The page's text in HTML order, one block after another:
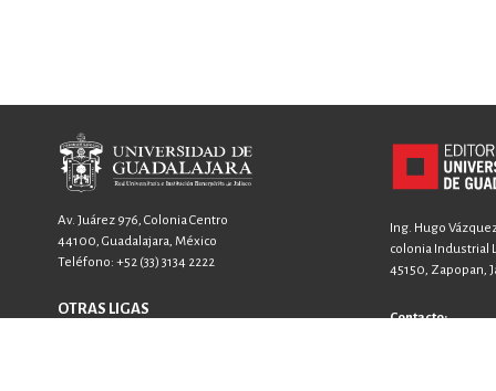
Av. Juárez 976, Colonia Centro
44100, Guadalajara, México
Teléfono: +52 (33) 3134 2222
OTRAS LIGAS
Ing. Hugo
colonia Industrial
45150, Zapopan,
Contacto: